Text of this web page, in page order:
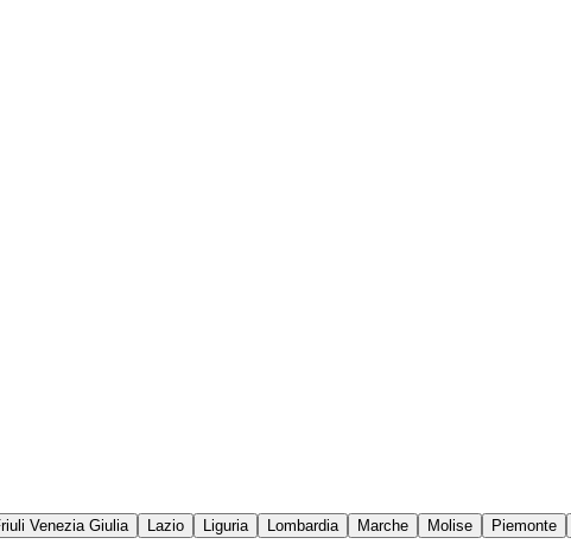
Venezia Giulia Lazio Liguria Lombardia Marche Molise Piemonte